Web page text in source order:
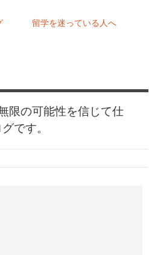
留学を迷っている人へ
限の可能性を信じて仕
です。